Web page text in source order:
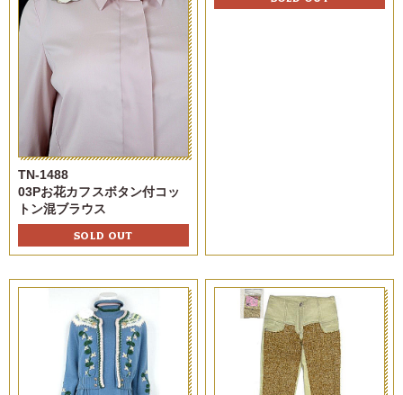
TN-1488
03Pお花カフスボタン付コッ
トン混ブラウス
SOLD OUT